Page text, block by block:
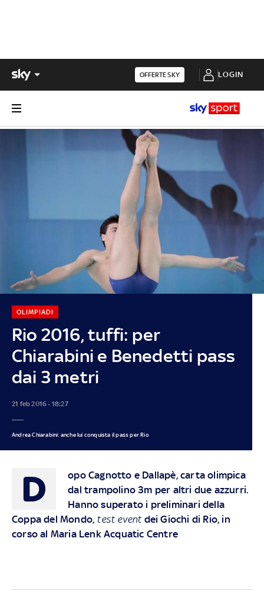
OFFERTE SKY LOGIN
Rio 2016, tuffi: per
Chiarabini e Benedetti pass
dai 3 metri
OLIMPIADI
21 feb 2016 - 18:27
Andrea Chiarabini: anche lui conquista il pass per Rio
D opo Cagnotto e Dallapè, carta olimpica
dal trampolino 3m per altri due azzurri.
Hanno superato i preliminari della
Coppa del Mondo, test eventdei Giochi di Rio, in
corso al Maria Lenk Acquatic Centre